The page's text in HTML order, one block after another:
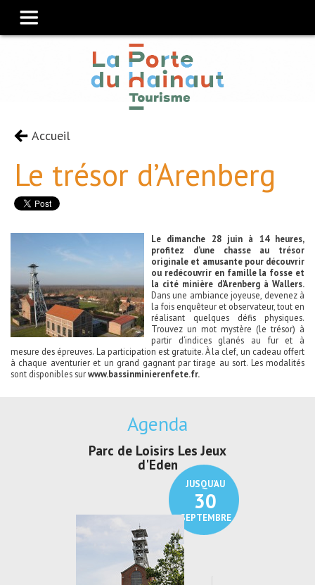
Accueil
Le trésor d’Arenberg
Le dimanche 28 juin à 14 heures,
profitez d’une chasse au trésor
originale et amusante pour découvrir
ou redécouvrir en famille la fosse et
la cité minière d’Arenberg à Wallers.
Dans une ambiance joyeuse, devenez à
la fois enquêteur et observateur, tout en
réalisant quelques défis physiques.
Trouvez un mot mystère (le trésor) à
partir d’indices glanés au fur et à
mesure des épreuves. La participation est gratuite. À la clef, un cadeau offert
à chaque aventurier et un grand gagnant par tirage au sort. Les modalités
sont disponibles surwww.bassinminierenfete.fr.
Agenda
JUSQU'AU
30
SEPTEMBRE
Parc de Loisirs Les Jeux
d'Eden